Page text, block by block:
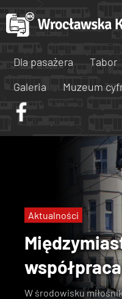
Dla pasażera Tabor
Galeria
Muzeum
W środowisku
Aktualności